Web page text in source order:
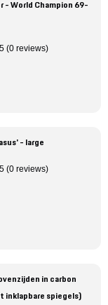
- World Champion 69-
(0 reviews)
- large
(0 reviews)
in carbon
inklapbare spiegels)